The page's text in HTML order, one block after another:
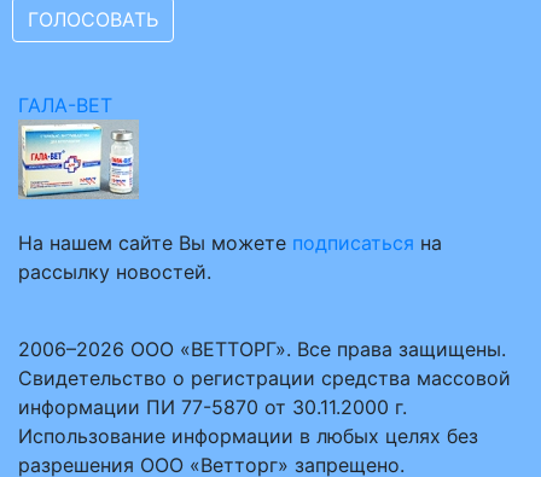
ГАЛА-ВЕТ
На нашем сайте Вы можете подписаться на
рассылку новостей.
2006–2026 ООО «ВЕТТОРГ». Все права защищены.
Свидетельство о регистрации средства массовой
информации ПИ 77-5870 от 30.11.2000 г.
Использование информации в любых целях без
разрешения ООО «Ветторг» запрещено.